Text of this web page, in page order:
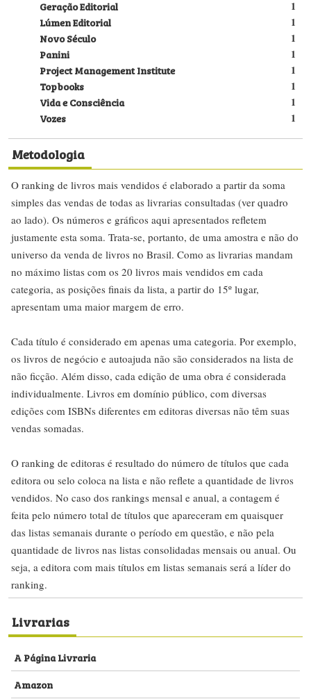
1
Geração Editorial
1
Lúmen Editorial
1
Novo Século
1
Panini
1
Project Management Institute
1
Topbooks
1
Vida e Consciência
1
Vozes
Metodologia
O ranking de livros mais vendidos é elaborado a partir da soma
simples das vendas de todas as livrarias consultadas (ver quadro
ao lado). Os números e gráficos aqui apresentados refletem
justamente esta soma. Trata-se, portanto, de uma amostra e não do
universo da venda de livros no Brasil. Como as livrarias mandam
no máximo listas com os 20 livros mais vendidos em cada
categoria, as posições finais da lista, a partir do 15º lugar,
apresentam uma maior margem de erro.
Cada título é considerado em apenas uma categoria. Por exemplo,
os livros de negócio e autoajuda não são considerados na lista de
não ficção. Além disso, cada edição de uma obra é considerada
individualmente. Livros em domínio público, com diversas
edições com ISBNs diferentes em editoras diversas não têm suas
vendas somadas.
O ranking de editoras é resultado do número de títulos que cada
editora ou selo coloca na lista e não reflete a quantidade de livros
vendidos. No caso dos rankings mensal e anual, a contagem é
feita pelo número total de títulos que apareceram em quaisquer
das listas semanais durante o período em questão, e não pela
quantidade de livros nas listas consolidadas mensais ou anual. Ou
seja, a editora com mais títulos em listas semanais será a líder do
ranking.
Livrarias
A Página Livraria
Amazon